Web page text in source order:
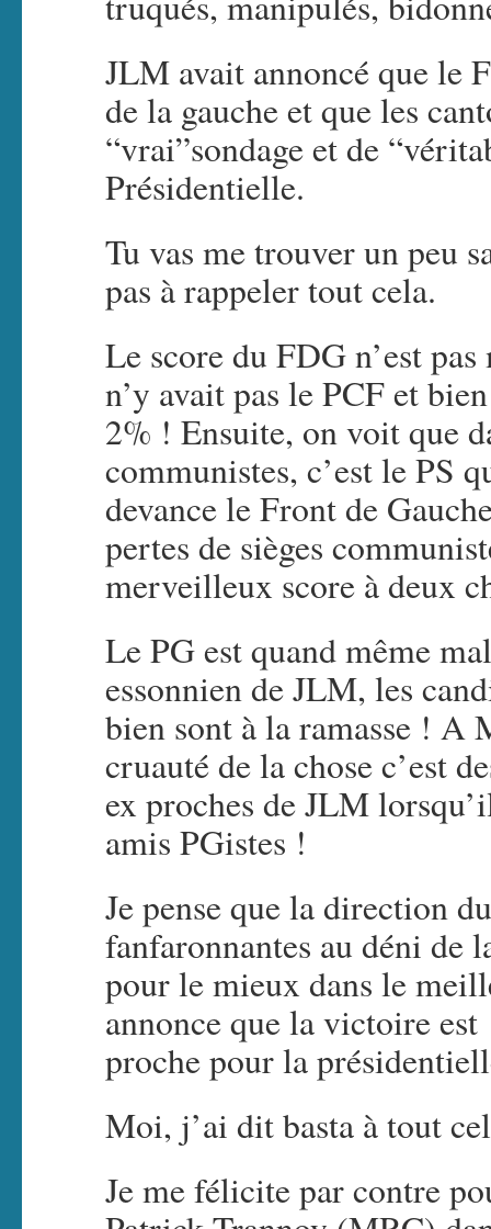
JLM avait annoncé que le
de la gauche et que les
“vrai”sondage et de
Présidentielle.
Tu vas me trouver un peu
pas à rappeler tout cela.
Le score du FDG n’est
n’y avait pas le PCF et
2% ! Ensuite, on voit que
communistes, c’est le PS
devance le Front de
pertes de sièges
merveilleux score à deux
Le PG est quand même
essonnien de JLM, les
bien sont à la ramasse ! A
cruauté de la chose c’est
ex proches de JLM
amis PGistes !
Je pense que la direction
fanfaronnantes au déni de
pour le mieux dans le
annonce que la victoire est
proche pour la
Moi, j’ai dit basta à tout
Je me félicite par contre